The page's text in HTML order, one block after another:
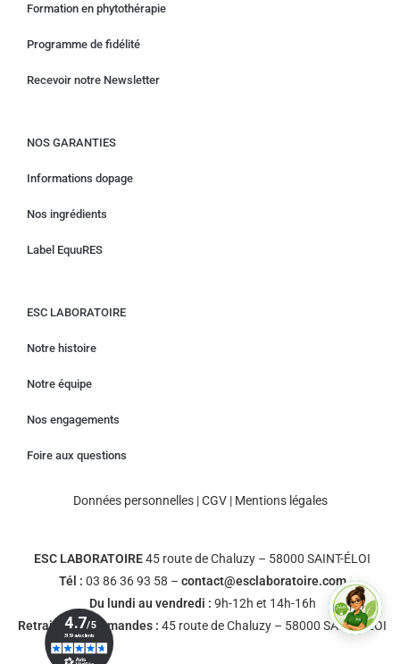
Formation en phytothérapie
Programme de fidélité
Recevoir notre Newsletter
NOS GARANTIES
Informations dopage
Nos ingrédients
Label EquuRES
ESC LABORATOIRE
Notre histoire
Notre équipe
Nos engagements
Foire aux questions
Données personnelles|CGV| Mentions légales
ESC LABORATOIRE45 route de Chaluzy – 58000 SAINT-ÉLOI
Tél : 03 86 36 93 58 – contact@esclaboratoire.com
Du lundi au vendredi : 9h-12h et 14h-16h
Retrait des commandes :45 route de Chaluzy – 58000 SAINT-ÉLOI